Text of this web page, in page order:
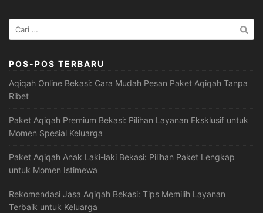
Cari
untuk:
POS-POS TERBARU
Aqiqah Online Bekasi: Cara Mudah Pesan Paket Aqiqah Tanpa
Ribet
Paket Aqiqah Premium Bekasi: Pilihan Layanan Eksklusif untuk
Momen Spesial Keluarga
Paket Aqiqah Anak Laki-laki Bekasi: Pilihan Paket Lengkap
untuk Momen Istimewa
Rekomendasi Jasa Aqiqah Bekasi: Tips Memilih Layanan
Terbaik untuk Keluarga